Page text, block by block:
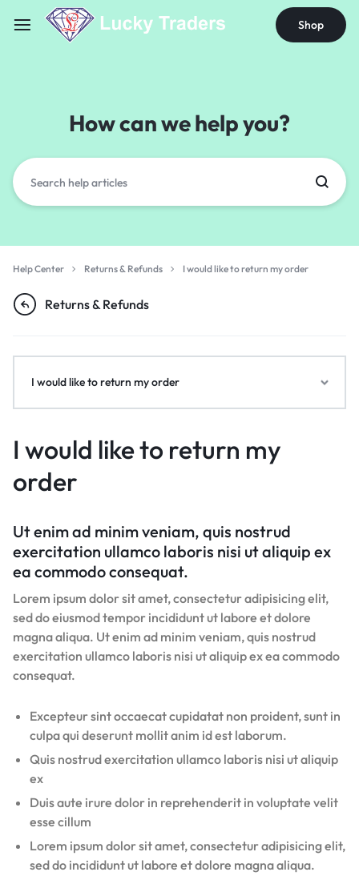
Shop
How can we help you?
Help Center Returns & Refunds I would like to return my order
Returns & Refunds
I would like to return my
order
Ut enim ad minim veniam, quis nostrud
exercitation ullamco laboris nisi ut aliquip ex
ea commodo consequat.
Lorem ipsum dolor sit amet, consectetur adipisicing elit,
sed do eiusmod tempor incididunt ut labore et dolore
magna aliqua. Ut enim ad minim veniam, quis nostrud
exercitation ullamco laboris nisi ut aliquip ex ea commodo
consequat.
Excepteur sint occaecat cupidatat non proident, sunt in
culpa qui deserunt mollit anim id est laborum.
Quis nostrud exercitation ullamco laboris nisi ut aliquip
ex
Duis aute irure dolor in reprehenderit in voluptate velit
esse cillum
Lorem ipsum dolor sit amet, consectetur adipisicing elit,
sed do incididunt ut labore et dolore magna aliqua.
I would like to return my order